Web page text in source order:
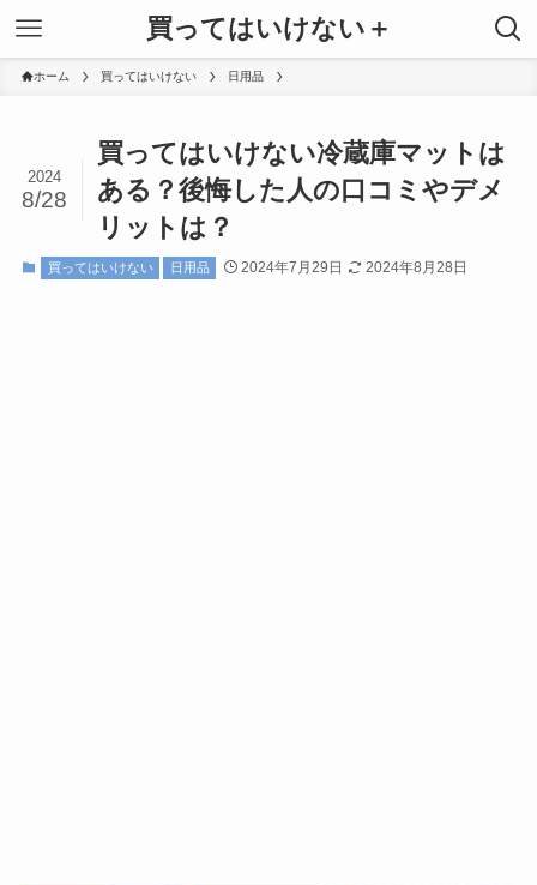
買ってはいけない＋
ホーム 買ってはいけない 日用品
買ってはいけない冷蔵庫マットは
ある？後悔した人の口コミやデメ
リットは？
2024
8/28
買ってはいけない 日用品 2024年7月29日 2024年8月28日